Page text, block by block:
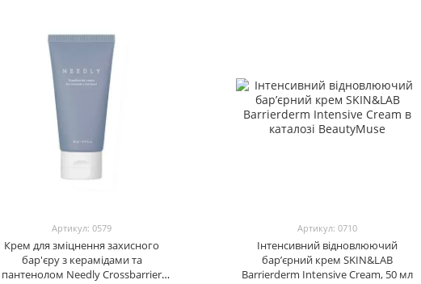
Артикул: 0579
Крем для зміцнення захисного
бар'єру з керамідами та
пантенолом Needly Crossbarrier
Артикул: 0710
Інтенсивний відновлюючий
бар’єрний крем SKIN&LAB
Barrierderm Intensive Cream, 50 мл